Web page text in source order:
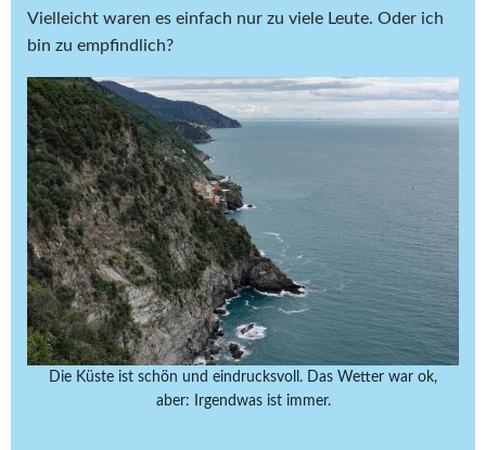
Vielleicht waren es einfach nur zu viele Leute. Oder ich
bin zu empfindlich?
Die Küste ist schön und eindrucksvoll. Das Wetter war ok,
aber: Irgendwas ist immer.